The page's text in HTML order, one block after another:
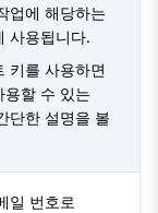
업에 해당하는
사용됩니다.
키를 사용하면
용할 수 있는
단한 설명을 볼
일 번호로